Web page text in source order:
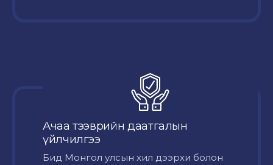
Ачаа тээврийн даатгалын
үйлчилгээ
Бид Монгол улсын хил дээрхи болон